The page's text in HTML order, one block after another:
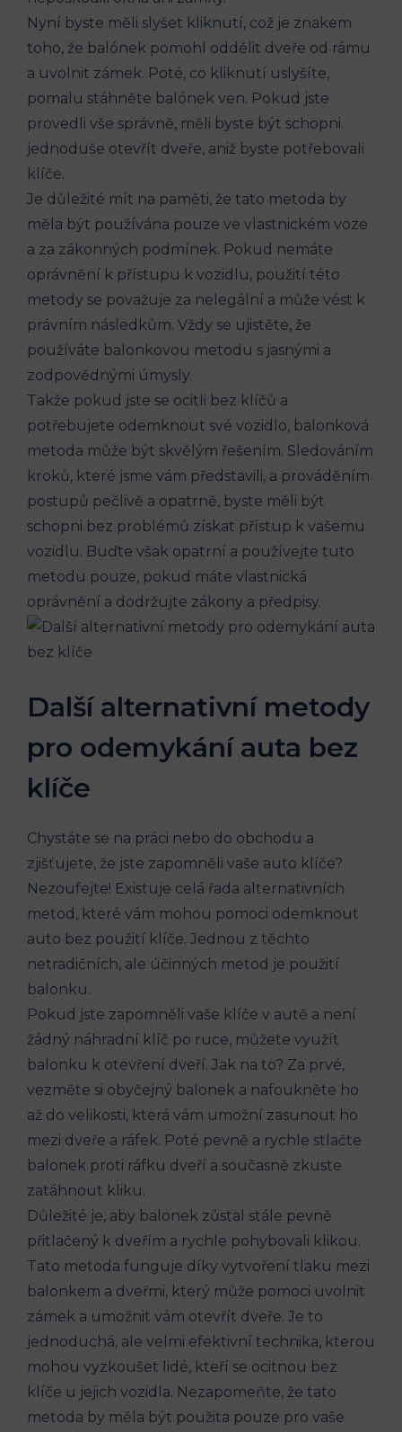
Nyní byste měli slyšet kliknutí, ​což je znakem
toho, že balónek pomohl oddělit dveře od rámu⁤
a uvolnit zámek. Poté, co ⁣kliknutí uslyšíte,
pomalu stáhněte balónek ven. Pokud jste
provedli vše správně, měli byste být ⁤schopni
jednoduše‍ otevřít dveře, aniž byste potřebovali
klíče.
Je důležité mít na paměti, že tato metoda by
⁤měla být používána pouze ⁤ve vlastnickém ⁣voze
a za zákonných podmínek. ⁣Pokud ⁣nemáte
oprávnění ⁣k přístupu k vozidlu, použití⁢ této
metody se považuje za nelegální a⁣ může vést k
právním ‌následkům. ‌Vždy ​se ujistěte, že
používáte balonkovou metodu ⁢s jasnými a
zodpovědnými úmysly.
Takže pokud⁤ jste ⁢se ​ocitli ‍bez klíčů a
⁣potřebujete odemknout své vozidlo, balonková
metoda může být‍ skvělým řešením. ​Sledováním
kroků, ⁢které​ jsme vám představili,⁣ a prováděním​
postupů pečlivě a opatrně, byste⁤ měli být
schopni bez problémů⁤ získat​ přístup k vašemu
vozidlu. Buďte však opatrní a používejte tuto‌
metodu pouze, pokud ⁣máte vlastnická
oprávnění a dodržujte zákony a⁣ předpisy.
Další alternativní metody
pro odemykání auta bez
klíče
Chystáte se na práci ⁢nebo do obchodu a
zjišťujete, že jste zapomněli⁣ vaše auto klíče?
Nezoufejte! ⁣Existuje celá řada alternativních ​
metod, které vám mohou pomoci odemknout
auto bez použití ‌klíče. Jednou z těchto
netradičních, ale‌ účinných metod je⁤ použití
balonku.
Pokud jste zapomněli vaše klíče ‍v autě a není
žádný náhradní klíč po ​ruce, můžete využít
⁤balonku k‌ otevření dveří. Jak ‍na ⁣to? Za prvé,
vezměte ‌si obyčejný balonek a nafoukněte ho ​
až do velikosti, která​ vám umožní zasunout ho
mezi dveře a ráfek. Poté pevně a rychle stlačte
balonek proti ráfku ⁣dveří a současně zkuste
zatáhnout kliku.
Důležité je, aby balonek zůstal stále pevně
přitlačený⁤ k‌ dveřím a rychle pohybovali⁣ klikou.
Tato metoda funguje díky​ vytvoření tlaku mezi
balonkem a dveřmi, který může pomoci uvolnit⁤
zámek a ​umožnit vám otevřít dveře. Je to
jednoduchá, ale velmi⁤ efektivní technika, kterou
‍mohou vyzkoušet ​lidé,‌ kteří se ocitnou bez
klíče u jejich vozidla. Nezapomeňte, že tato
metoda by ⁣měla být použita pouze pro vaše